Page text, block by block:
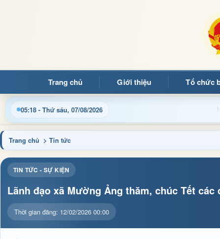
Trang chủ Giới thiệu Tổ chức
05:18 - Thứ sáu, 07/08/2026
tin điều hành, thủ tục hành chính và tin tức địa phương
Trang chủ > Tin tức
TIN TỨC - SỰ KIỆN
Lãnh đạo xã Mường Ảng thăm, chúc Tết
Thời gian đăng: 12/02/2026 00:00